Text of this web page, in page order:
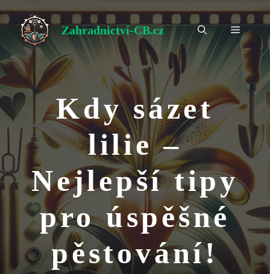
na
obsah
Zahradnictví-CB.cz Menu
Kdy sázet
lilie –
Nejlepší tipy
pro úspěšné
pěstování!